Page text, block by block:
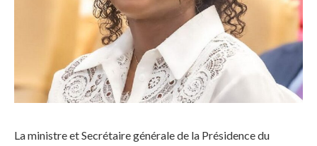
La ministre et Secrétaire générale de la Présidence du